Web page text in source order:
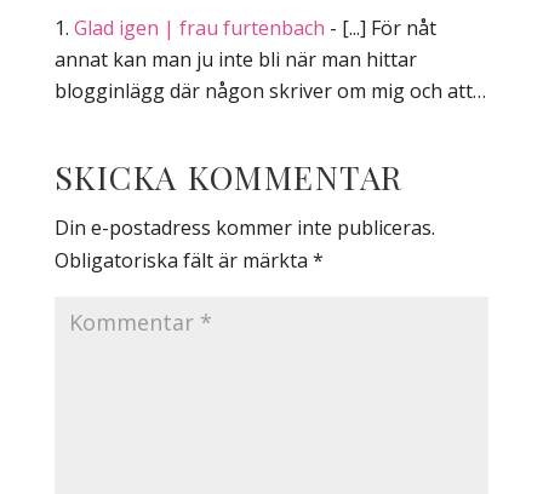
Glad igen | frau furtenbach - [...] För nåt
annat kan man ju inte bli när man hittar
blogginlägg där någon skriver om mig och att…
SKICKA KOMMENTAR
Din e-postadress kommer inte publiceras.
Obligatoriska fält är märkta *